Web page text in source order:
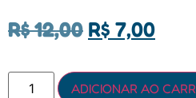
R$12,00 R$ 7,00
ADICIONAR AO